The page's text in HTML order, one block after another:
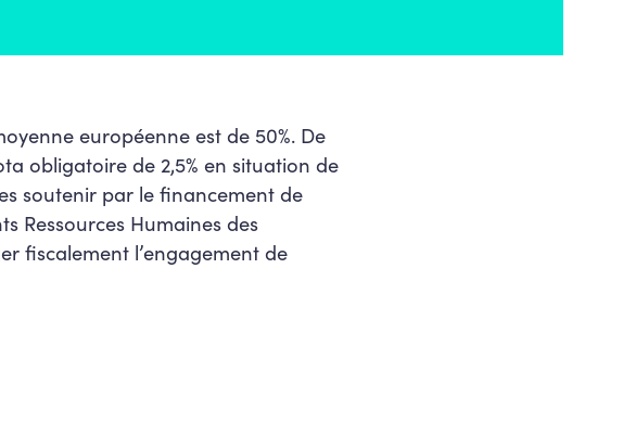
européenne est de 50%. De
obligatoire de 2,5% en situation de
soutenir par le financement de
Ressources Humaines des
fiscalement l’engagement de